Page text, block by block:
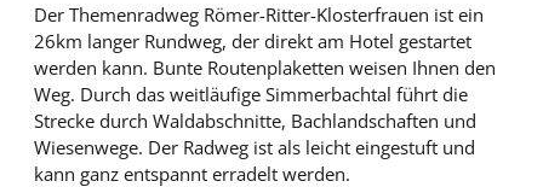
Der Themenradweg Römer-Ritter-Klosterfrauen ist ein
26km langer Rundweg, der direkt am Hotel gestartet
werden kann. Bunte Routenplaketten weisen Ihnen den
Weg. Durch das weitläufige Simmerbachtal führt die
Strecke durch Waldabschnitte, Bachlandschaften und
Wiesenwege. Der Radweg ist als leicht eingestuft und
kann ganz entspannt erradelt werden.